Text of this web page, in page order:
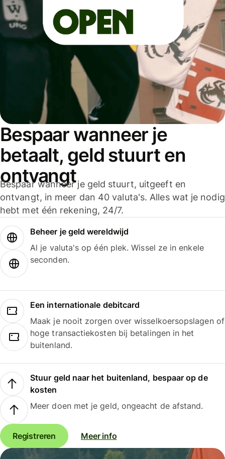
Bespaar wanneer je
betaalt, geld stuurt en
ontvangt
Bespaar wanneer je geld stuurt, uitgeeft en
ontvangt, in meer dan 40 valuta's. Alles wat je nodig
hebt met één rekening, 24/7.
Beheer je geld wereldwijd
Al je valuta's op één plek. Wissel ze in enkele
seconden.
Een internationale debitcard
Maak je nooit zorgen over wisselkoersopslagen of
hoge transactiekosten bij betalingen in het
buitenland.
Stuur geld naar het buitenland, bespaar op de
kosten
Meer doen met je geld, ongeacht de afstand.
Registreren Meer info